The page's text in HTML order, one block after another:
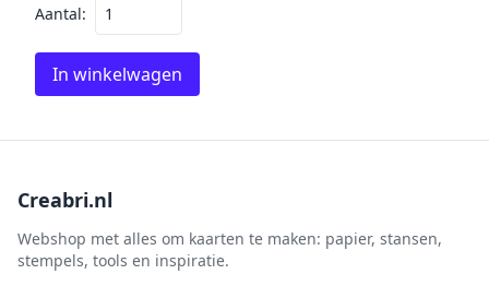
Aantal:
In winkelwagen
Creabri.nl
Webshop met alles om kaarten te maken: papier, stansen,
stempels, tools en inspiratie.